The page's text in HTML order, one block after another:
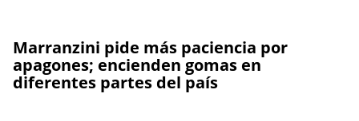
Marranzini pide más paciencia por
apagones; encienden gomas en
diferentes partes del país